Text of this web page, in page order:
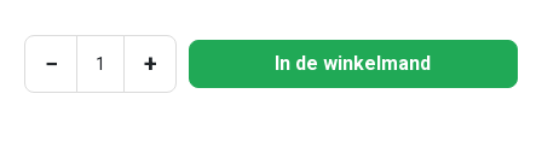
Producthoeveelheid: Voer de gewenste
− + In de winkelmand